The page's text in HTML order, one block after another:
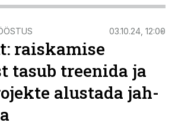
03.10.24, 12:00
raiskamise
tasub treenida ja
alustada jah-